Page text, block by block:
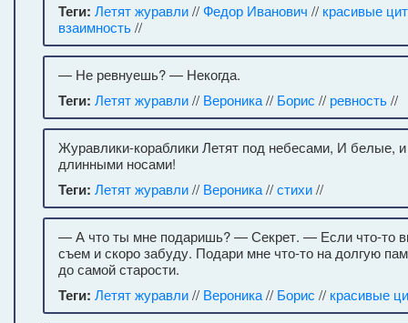
Теги: Летят журавли//Федор Иванович // красивые
взаимность//
— Не ревнуешь? — Некогда.
Теги: Летят журавли// Вероника// Борис // ревность//
Журавлики-кораблики Летят под небесами, И белые,
длинными носами!
Теги: Летят журавли// Вероника//стихи//
— А что ты мне подаришь? — Секрет. — Если что-то
съем и скоро забуду. Подари мне что-то на долгую
до самой старости.
Теги: Летят журавли// Вероника// Борис // красивые